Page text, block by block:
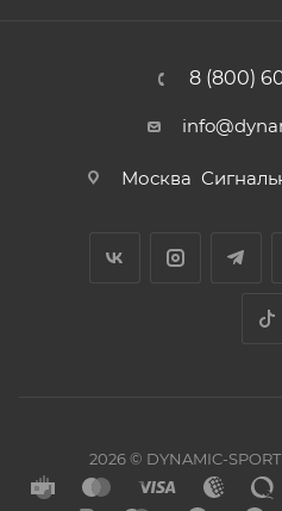
8 (800)
Москва
2026 © DYNAMIC-